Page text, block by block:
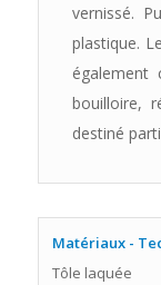
vernissé.
plastique.
également
bouilloire,
destiné
Matériaux -
Tôle laquée